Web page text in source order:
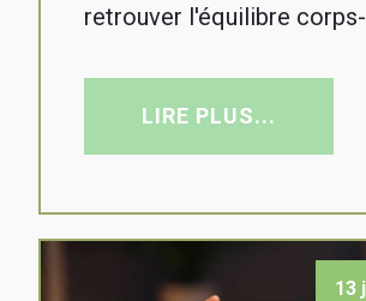
retrouver l'équilibre
LIRE PLUS...
13